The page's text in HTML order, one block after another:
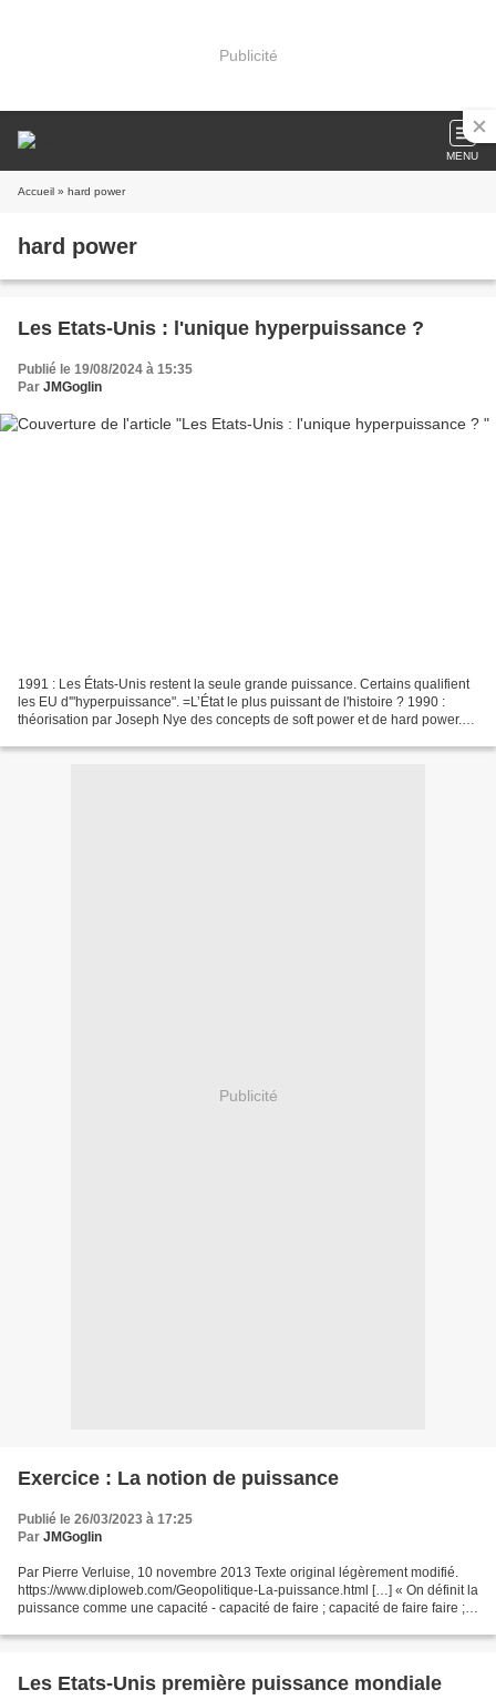
Publicité
MENU
Accueil » hard power
hard power
Les Etats-Unis : l'unique hyperpuissance ?
Publié le 19/08/2024 à 15:35
Par JMGoglin
1991 : Les États-Unis restent la seule grande puissance. Certains qualifient
les EU d'"hyperpuissance". =L’État le plus puissant de l'histoire ? 1990 :
théorisation par Joseph Nye des concepts de soft power et de hard power.
Publicité
Exercice : La notion de puissance
Publié le 26/03/2023 à 17:25
Par JMGoglin
Par Pierre Verluise, 10 novembre 2013 Texte original légèrement modifié.
https://www.diploweb.com/Geopolitique-La-puissance.html […] « On définit la
puissance comme une capacité - capacité de faire ; capacité de faire faire ;
Les Etats-Unis première puissance mondiale